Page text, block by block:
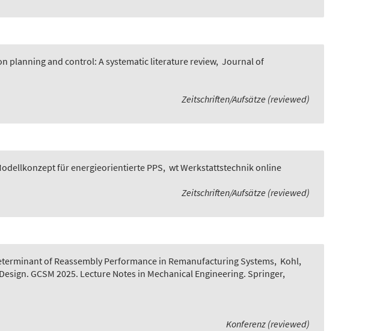
planning and control: A systematic literature review, Journal of
Zeitschriften/Aufsätze (reviewed)
für energieorientierte PPS, wt Werkstattstechnik online
Zeitschriften/Aufsätze (reviewed)
of Reassembly Performance in Remanufacturing Systems, Kohl,
GCSM 2025. Lecture Notes in Mechanical Engineering. Springer,
Konferenz (reviewed)